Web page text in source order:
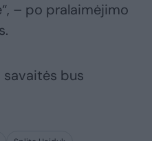
– po pralaimėjimo
bus